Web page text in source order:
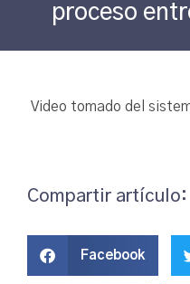
proceso
Video tomado del
Compartir artículo:
Facebook